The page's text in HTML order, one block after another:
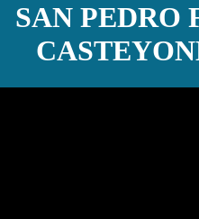
SAN PEDRO